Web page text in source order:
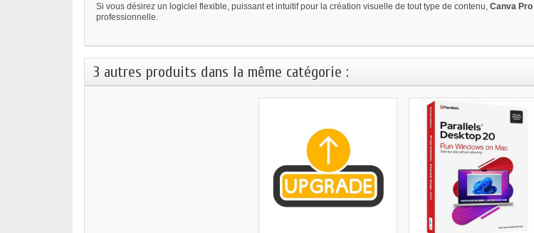
Si vous désirez un logiciel flexible, puissant et intuitif pour la création visuelle de tout type de contenu, Canva Pro
professionnelle.
3 autres produits dans la même catégorie :